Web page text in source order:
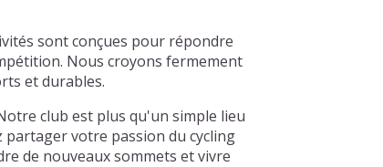
sont conçues pour répondre
Nous croyons fermement
et durables.
club est plus qu'un simple lieu
votre passion du cycling
de nouveaux sommets et vivre